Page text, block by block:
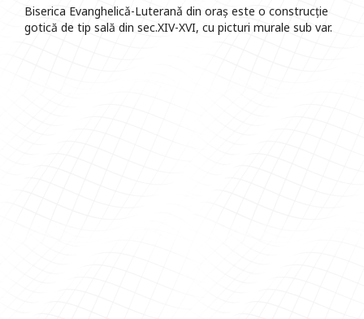
Biserica Evanghelicǎ-Luteranǎ din oraș este o construcție
gotică de tip sală din sec.XIV-XVI, cu picturi murale sub var.